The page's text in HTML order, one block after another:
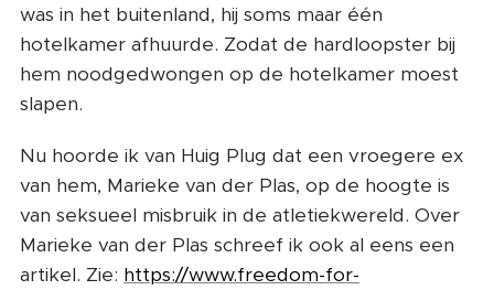
was in het buitenland, hij soms maar één
hotelkamer afhuurde. Zodat de hardloopster bij
hem noodgedwongen op de hotelkamer moest
slapen.
Nu hoorde ik van Huig Plug dat een vroegere ex
van hem, Marieke van der Plas, op de hoogte is
van seksueel misbruik in de atletiekwereld. Over
Marieke van der Plas schreef ik ook al eens een
artikel. Zie: https://www.freedom-for-